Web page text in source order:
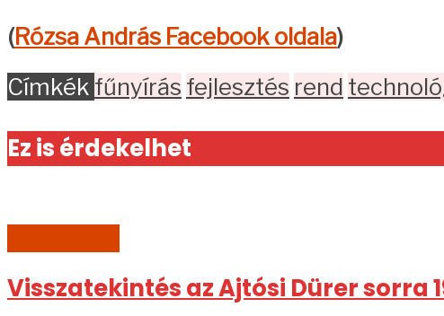
(Rózsa András Facebook oldala)
Címkék fűnyírás fejlesztés rend
Ez is érdekelhet
Visszatekintés az Ajtósi Dürer sorra